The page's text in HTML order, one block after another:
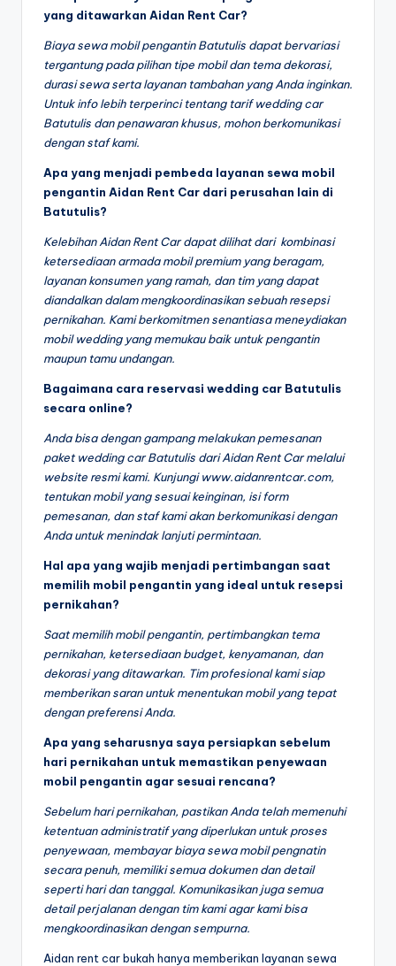
yang ditawarkan Aidan Rent Car?
Biaya sewa mobil pengantin Batutulis dapat bervariasi
tergantung pada pilihan tipe mobil dan tema dekorasi,
durasi sewa serta layanan tambahan yang Anda inginkan.
Untuk info lebih terperinci tentang tarif wedding car
Batutulis dan penawaran khusus, mohon berkomunikasi
dengan staf kami.
Apa yang menjadi pembeda layanan sewa mobil
pengantin Aidan Rent Car dari perusahan lain di
Batutulis?
Kelebihan Aidan Rent Car dapat dilihat dari kombinasi
ketersediaan armada mobil premium yang beragam,
layanan konsumen yang ramah, dan tim yang dapat
diandalkan dalam mengkoordinasikan sebuah resepsi
pernikahan. Kami berkomitmen senantiasa meneydiakan
mobil wedding yang memukau baik untuk pengantin
maupun tamu undangan.
Bagaimana cara reservasi wedding car Batutulis
secara online?
Anda bisa dengan gampang melakukan pemesanan
paket wedding car Batutulis dari Aidan Rent Car melalui
website resmi kami. Kunjungi www.aidanrentcar.com,
tentukan mobil yang sesuai keinginan, isi form
pemesanan, dan staf kami akan berkomunikasi dengan
Anda untuk menindak lanjuti permintaan.
Hal apa yang wajib menjadi pertimbangan saat
memilih mobil pengantin yang ideal untuk resepsi
pernikahan?
Saat memilih mobil pengantin, pertimbangkan tema
pernikahan, ketersediaan budget, kenyamanan, dan
dekorasi yang ditawarkan. Tim profesional kami siap
memberikan saran untuk menentukan mobil yang tepat
dengan preferensi Anda.
Apa yang seharusnya saya persiapkan sebelum
hari pernikahan untuk memastikan penyewaan
mobil pengantin agar sesuai rencana?
Sebelum hari pernikahan, pastikan Anda telah memenuhi
ketentuan administratif yang diperlukan untuk proses
penyewaan, membayar biaya sewa mobil pengnatin
secara penuh, memiliki semua dokumen dan detail
seperti hari dan tanggal. Komunikasikan juga semua
detail perjalanan dengan tim kami agar kami bisa
mengkoordinasikan dengan sempurna.
Aidan rent car bukah hanya memberikan layanan sewa